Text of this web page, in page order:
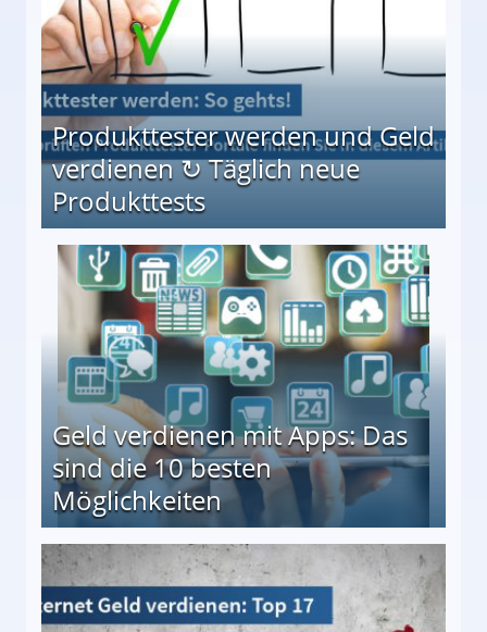
Produkttester werden und Geld
verdienen ↻ Täglich neue
Produkttests
↻ Täglich neue Produkttests
Geld verdienen mit Apps: Das
sind die 10 besten
Möglichkeiten
besten Möglichkeiten